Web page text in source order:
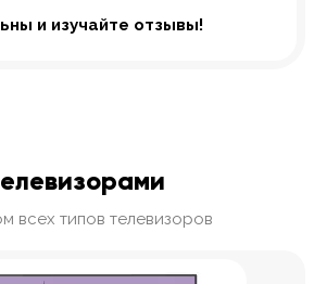
и изучайте отзывы!
всех типов телевизоров